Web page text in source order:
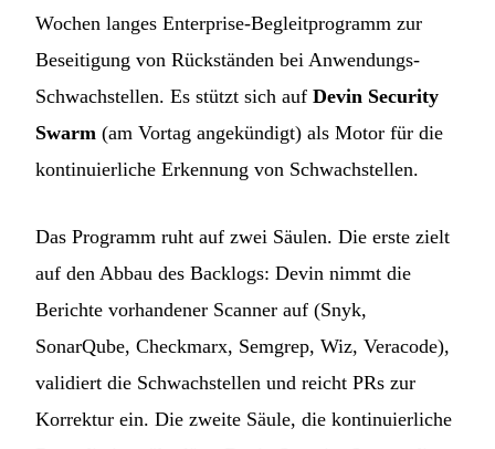
Wochen langes Enterprise-Begleitprogramm zur
Beseitigung von Rückständen bei Anwendungs-
Schwachstellen. Es stützt sich auf Devin Security
Swarm (am Vortag angekündigt) als Motor für die
kontinuierliche Erkennung von Schwachstellen.
Das Programm ruht auf zwei Säulen. Die erste zielt
auf den Abbau des Backlogs: Devin nimmt die
Berichte vorhandener Scanner auf (Snyk,
SonarQube, Checkmarx, Semgrep, Wiz, Veracode),
validiert die Schwachstellen und reicht PRs zur
Korrektur ein. Die zweite Säule, die kontinuierliche